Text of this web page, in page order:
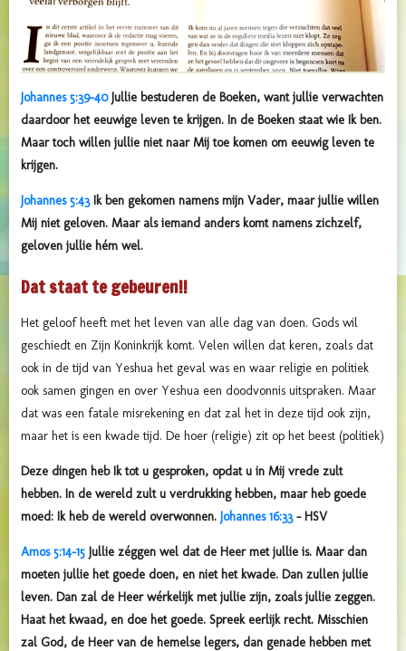
Johannes 5:39-40Jullie bestuderen de Boeken, want jullie verwachten
daardoor het eeuwige leven te krijgen. In de Boeken staat wie Ik ben.
Maar toch willen jullie niet naar Mij toe komen om eeuwig leven te
krijgen.
Johannes 5:43Ik ben gekomen namens mijn Vader, maar jullie willen
Mij niet geloven. Maar als iemand anders komt namens zichzelf,
geloven jullie hém wel.
Dat staat te gebeuren!!
Het geloof heeft met het leven van alle dag van doen. Gods wil
geschiedt en Zijn Koninkrijk komt. Velen willen dat keren, zoals dat
ook in de tijd van Yeshua het geval was en waar religie en politiek
ook samen gingen en over Yeshua een doodvonnis uitspraken. Maar
dat was een fatale misrekening en dat zal het in deze tijd ook zijn,
maar het is een kwade tijd. De hoer (religie) zit op het beest (politiek)
Deze dingen heb Ik tot u gesproken, opdat u in Mij vrede zult
hebben. In de wereld zult u verdrukking hebben, maar heb goede
moed: Ik heb de wereld overwonnen. Johannes 16:33- HSV
Amos 5:14-15 Jullie zéggen wel dat de Heer met jullie is. Maar dan
moeten jullie het goede doen, en niet het kwade. Dan zullen jullie
leven. Dan zal de Heer wérkelijk met jullie zijn, zoals jullie zeggen.
Haat het kwaad, en doe het goede. Spreek eerlijk recht. Misschien
zal God, de Heer van de hemelse legers, dan genade hebben met